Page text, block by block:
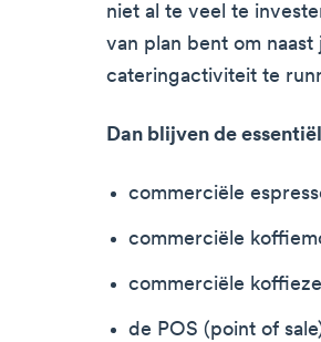
niet al te veel te
van plan bent om
cateringactiviteit te
Dan blijven de
commerciële
commerciële
commerciële
de POS (point of